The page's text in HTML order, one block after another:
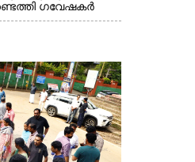
ഗവേഷകർ